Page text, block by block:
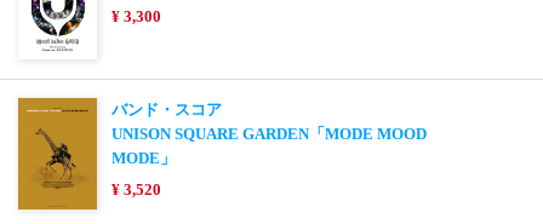
¥ 3,300
バンド・スコア
UNISON SQUARE GARDEN「MODE MOOD
MODE」
¥ 3,520